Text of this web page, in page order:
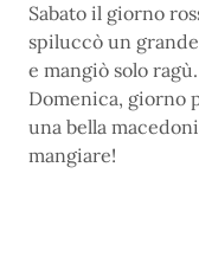
Sabato il giorno
spiluccò un grande
e mangiò solo ragù.
Domenica, giorno
una bella
mangiare!